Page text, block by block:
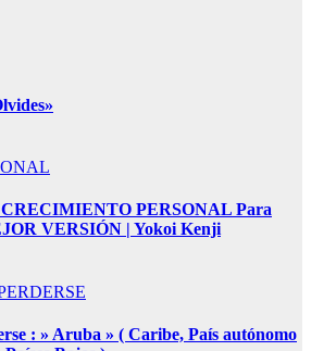
PERSONAL Para
VERSIÓN | Yokoi Kenji
: » Aruba » ( Caribe, País autónomo